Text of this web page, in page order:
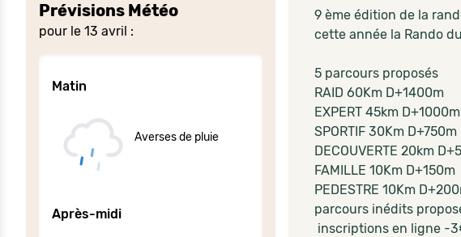
Prévisions Météo
pour le 13 avril :
Matin
Averses de pluie
Après-midi
9 ème édition de la
cette année la Rando
5 parcours proposés
RAID 60Km D+1400m
EXPERT 45km D+1000m
SPORTIF 30Km D+750m
DECOUVERTE 20km
FAMILLE 10Km D+150m
PEDESTRE 10Km
parcours inédits
inscriptions en ligne -